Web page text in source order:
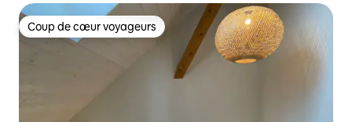
Coup de cœur voyageurs
Coup de cœur voyageurs